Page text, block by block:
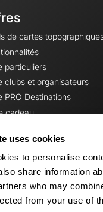
uses cookies
to personalise
share information
who may
from your use of
de cartes
particuliers
clubs et organisateurs
PRO Destinations
cadeau